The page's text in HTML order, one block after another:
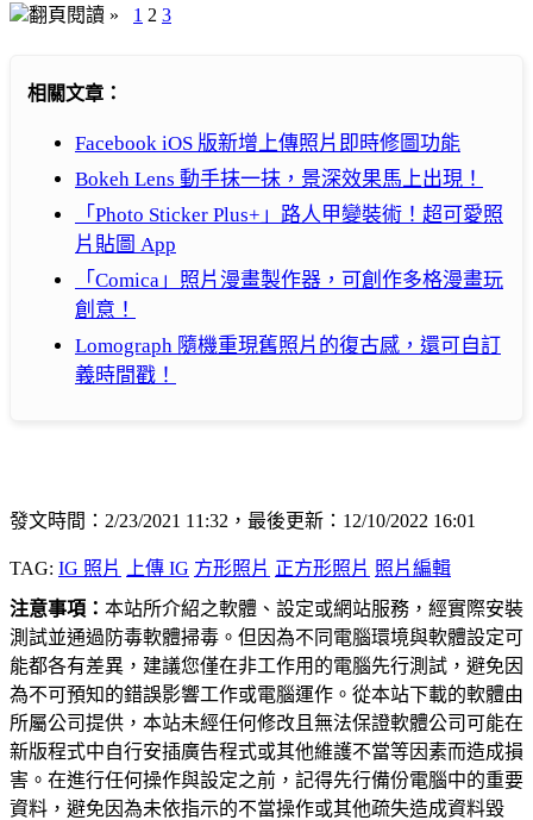
翻頁閱讀 » 1 2 3
相關文章：
Facebook iOS 版新增上傳照片即時修圖功能
Bokeh Lens 動手抹一抹，景深效果馬上出現！
「Photo Sticker Plus+」路人甲變裝術！超可愛照
片貼圖 App
「Comica」照片漫畫製作器，可創作多格漫畫玩
創意！
Lomograph 隨機重現舊照片的復古感，還可自訂
義時間戳！
發文時間：2/23/2021 11:32，最後更新：12/10/2022 16:01
TAG: IG 照片 上傳 IG 方形照片 正方形照片 照片編輯
注意事項： 本站所介紹之軟體、設定或網站服務，經實際安裝
測試並通過防毒軟體掃毒。但因為不同電腦環境與軟體設定可
能都各有差異，建議您僅在非工作用的電腦先行測試，避免因
為不可預知的錯誤影響工作或電腦運作。從本站下載的軟體由
所屬公司提供，本站未經任何修改且無法保證軟體公司可能在
新版程式中自行安插廣告程式或其他維護不當等因素而造成損
害。在進行任何操作與設定之前，記得先行備份電腦中的重要
資料，避免因為未依指示的不當操作或其他疏失造成資料毀